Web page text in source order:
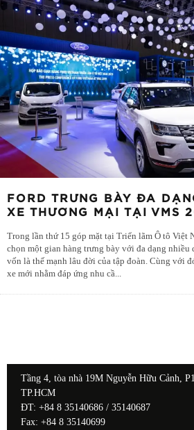
FORD TRƯNG BÀY ĐA
XE THƯƠNG MẠI TẠI VMS
Trong lần thứ 15 góp mặt tại Triển lãm Ô tô Việt
chọn một gian hàng trưng bày với đa dạng nhiều
vốn là thế mạnh lâu đời của tập đoàn. Cùng với
xe mới nhằm đáp ứng nhu cầ...
Tầng 4, tòa nhà 19M Nguyễn Hữu Cảnh,
TP.HCM
ĐT: +84 8 35140686 / 35140687
Fax: +84 8 35140699